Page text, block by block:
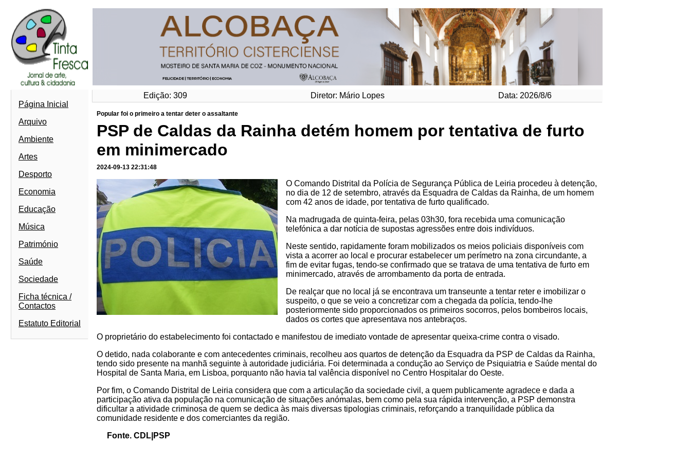
Edição: 309 Diretor: Mário Lopes
Data: 2026/8/6
Página Inicial
Arquivo
Ambiente
Artes
Desporto
Economia
Educação
Música
Património
Saúde
Sociedade
Ficha técnica /
Contactos
Estatuto Editorial
Popular foi o primeiro a tentar deter o assaltante
PSP de Caldas da Rainha detém homem por tentativa de furto
em minimercado
2024-09-13 22:31:48
O Comando Distrital da Polícia de Segurança Pública de Leiria procedeu à detenção,
no dia de 12 de setembro, através da Esquadra de Caldas da Rainha, de um homem
com 42 anos de idade, por tentativa de furto qualificado.
Na madrugada de quinta-feira, pelas 03h30, fora recebida uma comunicação
telefónica a dar notícia de supostas agressões entre dois indivíduos.
Neste sentido, rapidamente foram mobilizados os meios policiais disponíveis com
vista a acorrer ao local e procurar estabelecer um perímetro na zona circundante, a
fim de evitar fugas, tendo-se confirmado que se tratava de uma tentativa de furto em
minimercado, através de arrombamento da porta de entrada.
De realçar que no local já se encontrava um transeunte a tentar reter e imobilizar o
suspeito, o que se veio a concretizar com a chegada da polícia, tendo-lhe
posteriormente sido proporcionados os primeiros socorros, pelos bombeiros locais,
dados os cortes que apresentava nos antebraços.
O proprietário do estabelecimento foi contactado e manifestou de imediato vontade de apresentar queixa-crime contra o visado.
O detido, nada colaborante e com antecedentes criminais, recolheu aos quartos de detenção da Esquadra da PSP de Caldas da Rainha,
tendo sido presente na manhã seguinte à autoridade judiciária. Foi determinada a condução ao Serviço de Psiquiatria e Saúde mental do
Hospital de Santa Maria, em Lisboa, porquanto não havia tal valência disponível no Centro Hospitalar do Oeste.
Por fim, o Comando Distrital de Leiria considera que com a articulação da sociedade civil, a quem publicamente agradece e dada a
participação ativa da população na comunicação de situações anómalas, bem como pela sua rápida intervenção, a PSP demonstra
dificultar a atividade criminosa de quem se dedica às mais diversas tipologias criminais, reforçando a tranquilidade pública da
comunidade residente e dos comerciantes da região.
Fonte. CDL|PSP